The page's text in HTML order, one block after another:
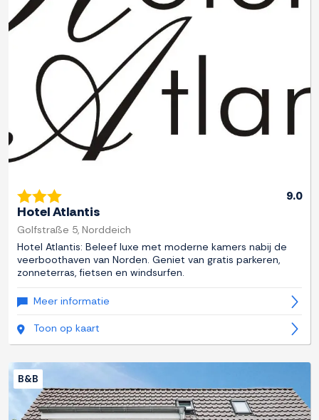
Previous
9.0
Hotel Atlantis
Golfstraße 5, Norddeich
Hotel Atlantis: Beleef luxe met moderne kamers nabij de
veerboothaven van Norden. Geniet van gratis parkeren,
zonneterras, fietsen en windsurfen.
Meer informatie
Toon op kaart
B&B